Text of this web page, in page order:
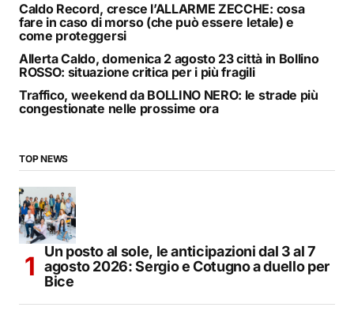
Caldo Record, cresce l’ALLARME ZECCHE: cosa
fare in caso di morso (che può essere letale) e
come proteggersi
Allerta Caldo, domenica 2 agosto 23 città in Bollino
ROSSO: situazione critica per i più fragili
Traffico, weekend da BOLLINO NERO: le strade più
congestionate nelle prossime ora
TOP NEWS
Un posto al sole, le anticipazioni dal 3 al 7
agosto 2026: Sergio e Cotugno a duello per
Bice